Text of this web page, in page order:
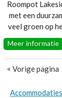
Roompot
met een
veel groen op
extra fijn. Zo
prachtige
Meer. Niet
Meer informatie
Vorige pagina